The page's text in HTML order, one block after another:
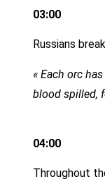
03:00
Russians
« Each orc
blood spilled,
04:00
Throughout